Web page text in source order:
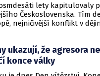
lety kapitulovaly
Československa. Tím
nejničivější konflikt v
kterou tehdy naši
ukazují, že agresora
konce války